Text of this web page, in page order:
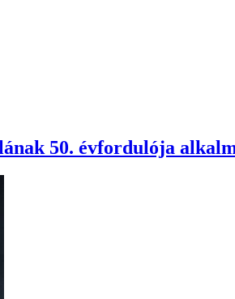
50. évfordulója